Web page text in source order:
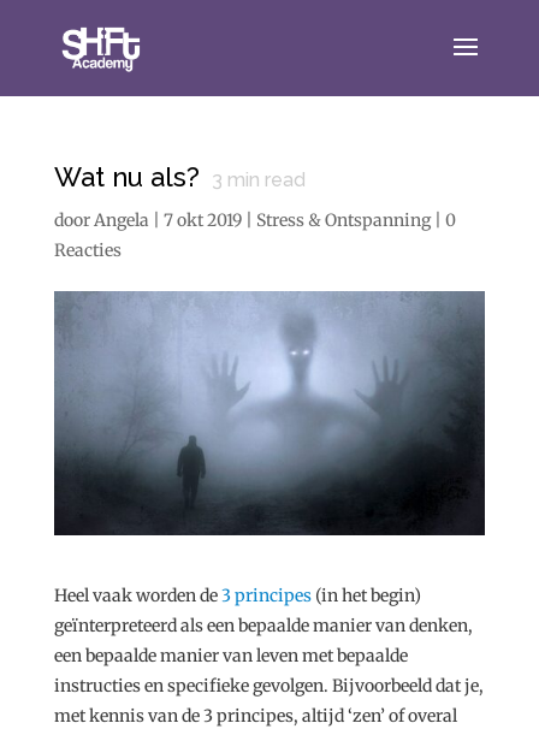
Wat nu als? 3 min read
doorAngela 7 okt 2019| Stress & Ontspanning| 0
Reacties
Heel vaak worden de3 principes(in het begin)
geïnterpreteerd als een bepaalde manier van denken,
een bepaalde manier van leven met bepaalde
instructies en specifieke gevolgen. Bijvoorbeeld dat je,
met kennis van de 3 principes, altijd ‘zen’ of overal